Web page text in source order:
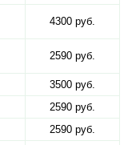
4300 руб.
2590 руб.
3500 руб.
2590 руб.
2590 руб.